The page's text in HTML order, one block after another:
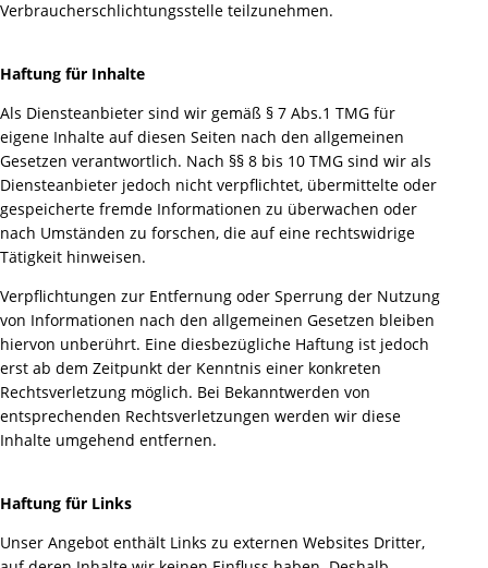
Verbraucherschlichtungsstelle teilzunehmen.
Haftung für Inhalte
Als Diensteanbieter sind wir gemäß § 7 Abs.1 TMG für
eigene Inhalte auf diesen Seiten nach den allgemeinen
Gesetzen verantwortlich. Nach §§ 8 bis 10 TMG sind wir als
Diensteanbieter jedoch nicht verpflichtet, übermittelte oder
gespeicherte fremde Informationen zu überwachen oder
nach Umständen zu forschen, die auf eine rechtswidrige
Tätigkeit hinweisen.
Verpflichtungen zur Entfernung oder Sperrung der Nutzung
von Informationen nach den allgemeinen Gesetzen bleiben
hiervon unberührt. Eine diesbezügliche Haftung ist jedoch
erst ab dem Zeitpunkt der Kenntnis einer konkreten
Rechtsverletzung möglich. Bei Bekanntwerden von
entsprechenden Rechtsverletzungen werden wir diese
Inhalte umgehend entfernen.
Haftung für Links
Unser Angebot enthält Links zu externen Websites Dritter,